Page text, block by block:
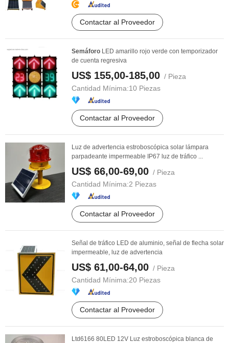
Contactar al Proveedor
Semáforo LED amarillo rojo verde con temporizador
de cuenta regresiva
US$ 155,00-185,00 / Pieza
Cantidad Mínima:10 Piezas
Contactar al Proveedor
Luz de advertencia estroboscópica solar lámpara
parpadeante impermeable IP67 luz de tráfico ...
US$ 66,00-69,00 / Pieza
Cantidad Mínima:2 Piezas
Contactar al Proveedor
Señal de tráfico LED de aluminio, señal de flecha solar
impermeable, luz de advertencia
US$ 61,00-64,00 / Pieza
Cantidad Mínima:20 Piezas
Contactar al Proveedor
Ltd6166 80LED 12V Luz estroboscópica blanca de